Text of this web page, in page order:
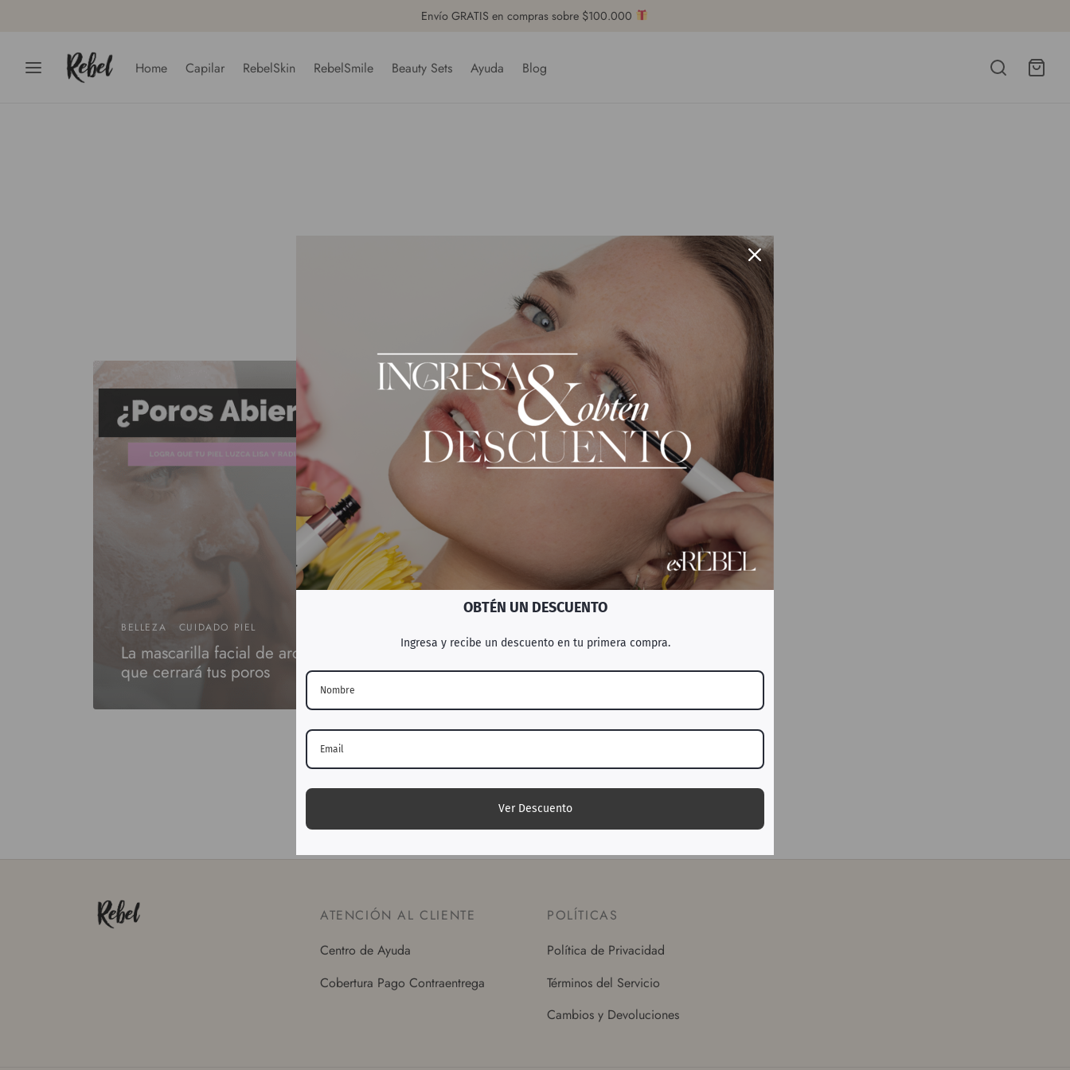
Envío GRATIS en compras sobre $100.000
Home Capilar RebelSkin RebelSmile Beauty Sets Ayuda Blog
BELLEZA CUIDADO PIEL
La mascarilla facial de arcilla
que cerrará tus poros
No hay más entradas.
ATENCIÓN AL CLIENTE
Centro de Ayuda
Cobertura Pago Contraentrega
POLÍTICAS
Política de Privacidad
Términos del Servicio
Cambios y Devoluciones
OBTÉN UN DESCUENTO
Ingresa y recibe un descuento en tu primera compra.
Ver Descuento